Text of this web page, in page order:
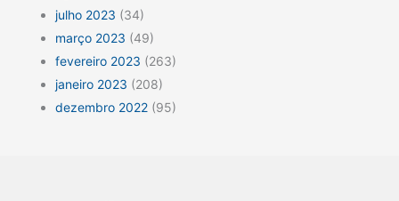
julho 2023 (34)
março 2023 (49)
fevereiro 2023 (263)
janeiro 2023 (208)
dezembro 2022 (95)